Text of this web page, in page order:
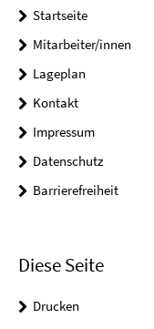
Startseite
Mitarbeiter/innen
Lageplan
Kontakt
Impressum
Datenschutz
Barrierefreiheit
Diese Seite
Drucken